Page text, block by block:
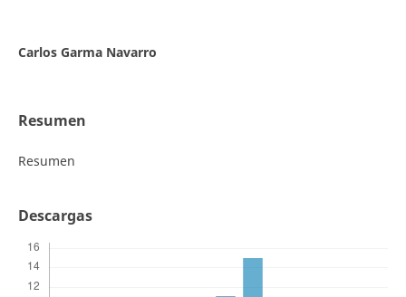
Carlos Garma Navarro
Resumen
Resumen
Descargas